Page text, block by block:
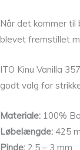
Når det kommer
blevet fremstillet
ITO Kinu Vanilla
godt valg for
Materiale: 100%
Løbelængde: 425
Pinde: 2,5 – 3 mm